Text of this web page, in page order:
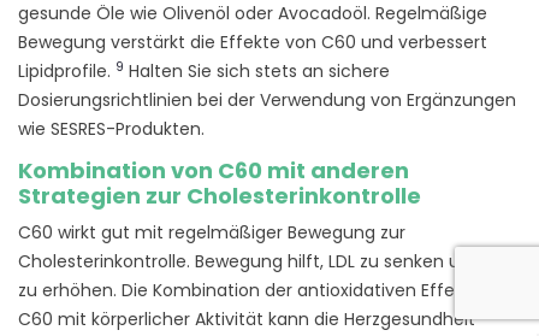
gesunde Öle wie Olivenöl oder Avocadoöl. Regelmäßige
Bewegung verstärkt die Effekte von C60 und verbessert
Lipidprofile. 9 Halten Sie sich stets an sichere
Dosierungsrichtlinien bei der Verwendung von Ergänzungen
wie SESRES-Produkten.
Kombination von C60 mit anderen
Strategien zur Cholesterinkontrolle
C60 wirkt gut mit regelmäßiger Bewegung zur
Cholesterinkontrolle. Bewegung hilft, LDL zu senken und HDL
zu erhöhen. Die Kombination der antioxidativen Effekte von
C60 mit körperlicher Aktivität kann die Herzgesundheit